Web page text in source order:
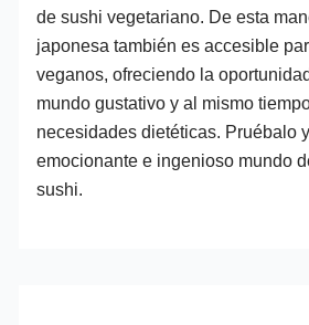
de sushi vegetariano. De esta
japonesa también es accesible
veganos, ofreciendo la
mundo gustativo y al mismo
necesidades dietéticas. Pruébalo
emocionante e ingenioso mundo
sushi.